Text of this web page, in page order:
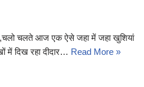
चलते आज एक ऐसे जहा में जहा खुशियां
में दिख रहा दीदार… Read More »